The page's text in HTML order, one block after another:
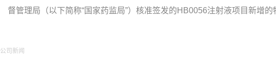
督管理局（以下简称“国家药监局”）核准签发的HB0056注射液项目新增的
公司新闻